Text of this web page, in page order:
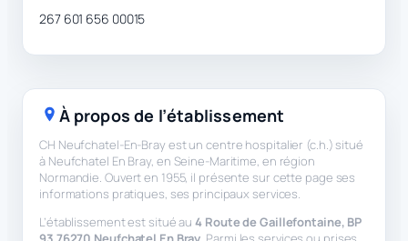
267 601 656 00015
À propos de l’établissement
CH Neufchatel-En-Bray est un centre hospitalier (c.h.) situé
à Neufchatel En Bray, en Seine-Maritime, en région
Normandie. Ouvert en 1955, il présente sur cette page ses
informations pratiques, ses principaux services.
L’établissement est situé au4 Route de Gaillefontaine, BP